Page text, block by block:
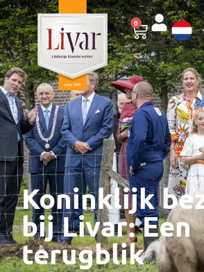
0
Koninklijk
bij Livar: Een
terugblik